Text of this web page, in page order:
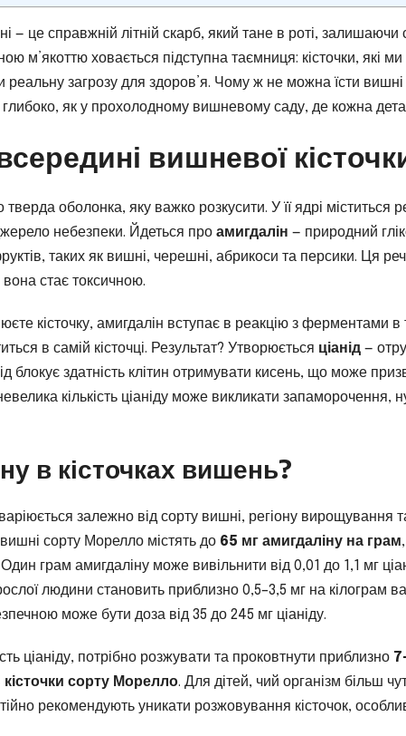
— це справжній літній скарб, який тане в роті,
м’якоттю ховається підступна таємниця: кісточки, які ми
загрозу для здоров’я. Чому ж не можна їсти вишні
як у прохолодному вишневому саду, де кожна
вишневої
оболонка, яку важко розкусити. У її ядрі
небезпеки. Йдеться про амигдалін — природний
таких як вишні, черешні, абрикоси та персики. Ця
стає токсичною.
кісточку, амигдалін вступає в реакцію з ферментами в
в самій кісточці. Результат? Утворюється ціанід —
блокує здатність клітин отримувати кисень, що може
кількість ціаніду може викликати запаморочення,
в кісточках вишень?
варіюється залежно від сорту вишні, регіону вирощування
сорту Морелло містять до 65 мг амигдаліну на грам
грам амигдаліну може вивільнити від 0,01 до 1,1 мг
людини становить приблизно 0,5–3,5 мг на кілограм
може бути доза від 35 до 245 мг ціаніду.
ціаніду, потрібно розжувати та проковтнути приблизно
кісточки сорту Морелло. Для дітей, чий організм більш
рекомендують уникати розжовування кісточок,